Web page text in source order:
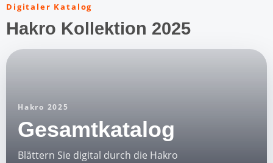
Digitaler Katalog
Hakro Kollektion 2025
Hakro 2025
Gesamtkatalog
Blättern Sie digital durch die Hakro